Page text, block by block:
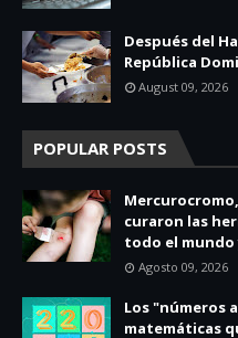
Después del
República
August 09, 2026
POPULAR POSTS
curaron las
todo el
Agosto 09, 2026
Los "números
matemáticas